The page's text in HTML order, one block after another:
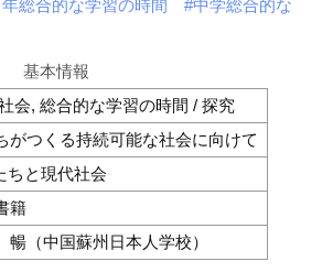
総合的な学習の時間
#中学総合的な
基本情報
会, 総合的な学習の時間 / 探究
がつくる持続可能な社会に向けて
ちと現代社会
籍
（中国蘇州日本人学校）